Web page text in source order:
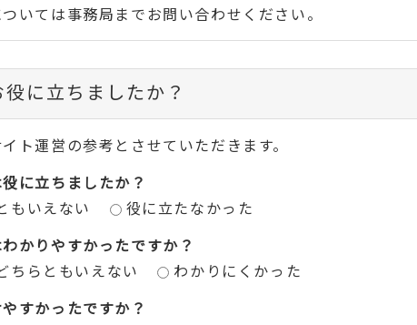
いては事務局までお問い合わせください。
に立ちましたか？
ト運営の参考とさせていただきます。
に立ちましたか？
もいえない
役に立たなかった
かりやすかったですか？
ちらともいえない
わかりにくかった
すかったですか？